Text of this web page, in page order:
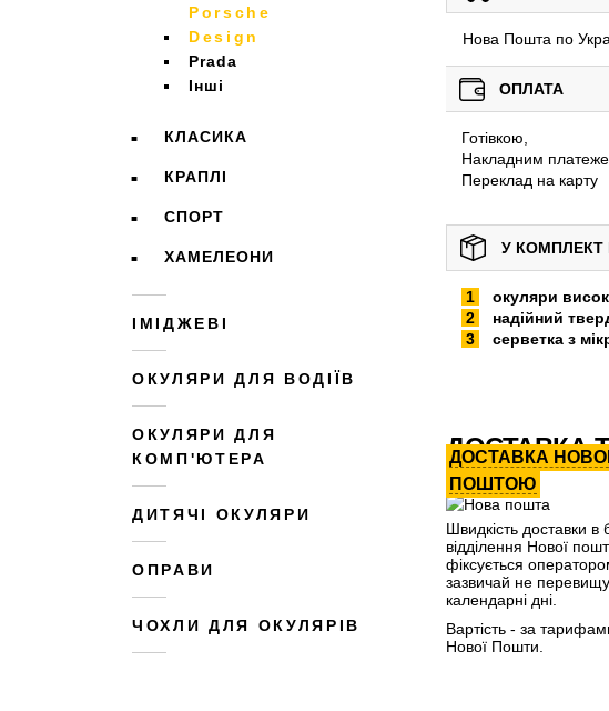
Porsche
Design
Prada
Інші
КЛАСИКА
КРАПЛІ
СПОРТ
ХАМЕЛЕОНИ
ІМІДЖЕВІ
ОКУЛЯРИ ДЛЯ ВОДІЇВ
ОКУЛЯРИ ДЛЯ
КОМП'ЮТЕРА
ДИТЯЧІ ОКУЛЯРИ
ОПРАВИ
ЧОХЛИ ДЛЯ ОКУЛЯРІВ
Нова Пошта по
ОПЛАТА
Готівкою,
Накладним
Переклад на карту
У КОМПЛЕКТ
окуляри
надійний
серветка з
ДОСТАВКА
ДОСТАВКА
ПОШТОЮ
Швидкість доставки в
відділення Нової
фіксується
зазвичай не
календарні дні.
Вартість - за
Нової Пошти.